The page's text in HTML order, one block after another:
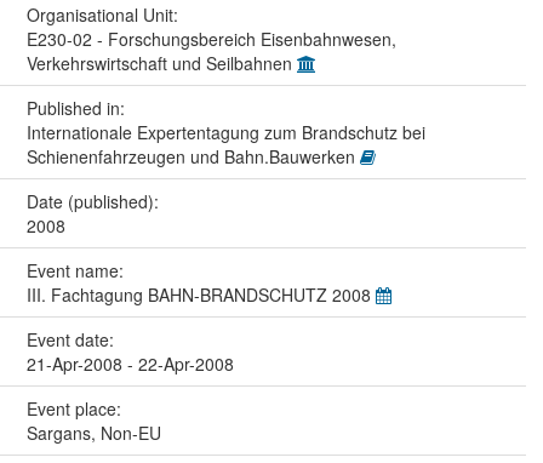
Organisational Unit:
E230-02 - Forschungsbereich Eisenbahnwesen,
Verkehrswirtschaft und Seilbahnen
Published in:
Internationale Expertentagung zum Brandschutz bei
Schienenfahrzeugen und Bahn.Bauwerken
Date (published):
2008
Event name:
III. Fachtagung BAHN-BRANDSCHUTZ 2008
Event date:
21-Apr-2008 - 22-Apr-2008
Event place:
Sargans, Non-EU